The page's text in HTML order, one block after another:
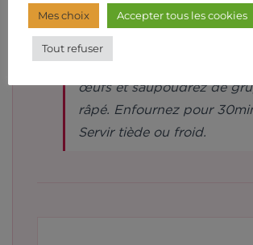
Déposez les lardons sur le
tarte, ajoutez le mélange
œufs et saupoudrez de
râpé. Enfournez pour
Servir tiède ou froid.
Mes choix Accepter tous les cookies
Tout refuser